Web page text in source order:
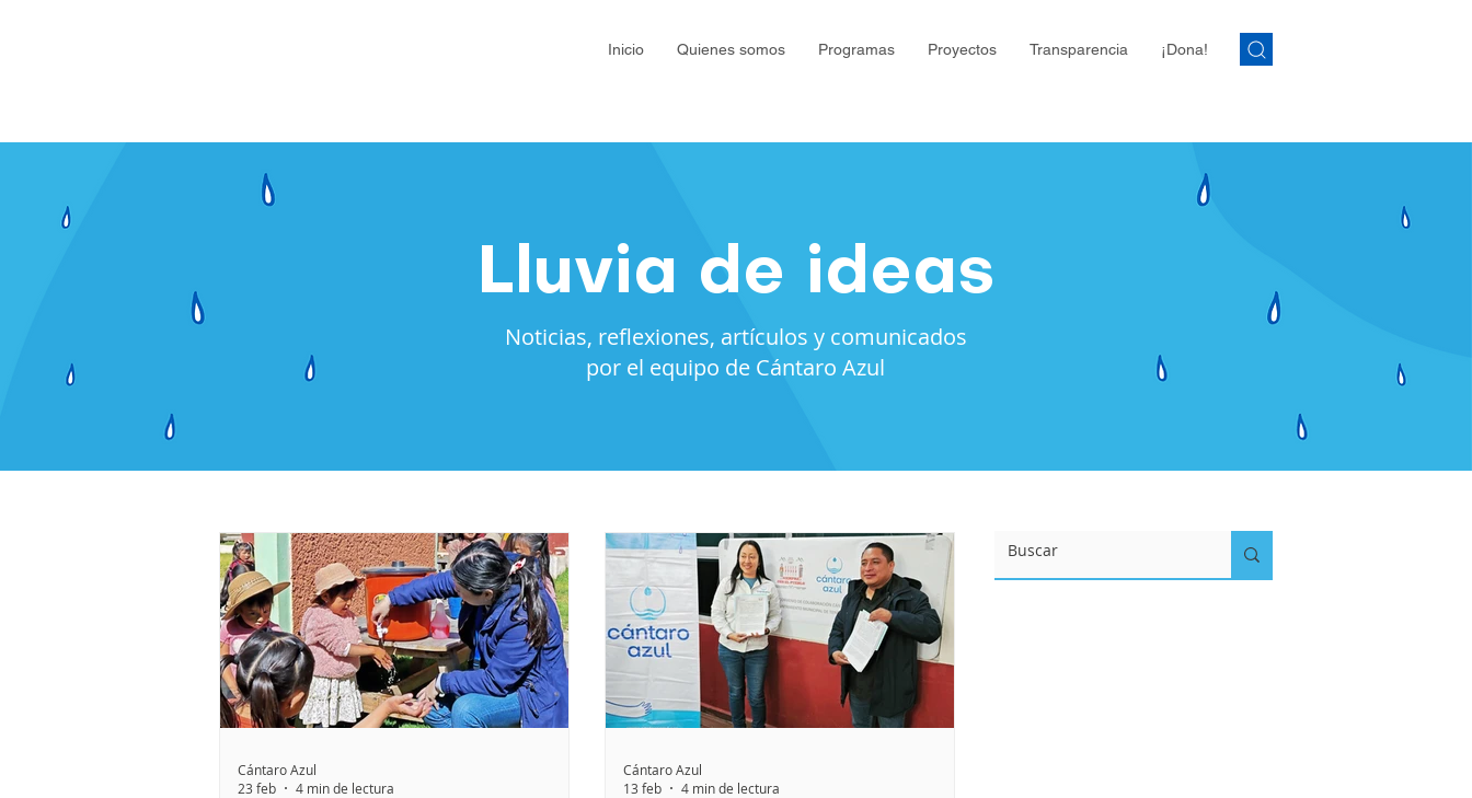
Inicio Quienes somos Programas Proyectos Transparencia ¡Dona!
Lluvia de ideas
Noticias, reflexiones, artículos y comunicados
por el equipo de Cántaro Azul
Cántaro Azul
23 feb
4 min de lectura
Cántaro Azul
13 feb
4 min de lectura